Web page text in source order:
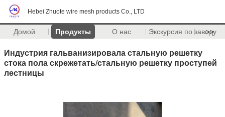
Hebei Zhuote wire mesh products Co., LTD
Домой Продукты О нас Экскурсия по заводу
>>
Индустрия гальванизировала стальную решетку
стока пола скрежетать/стальную решетку проступей
лестницы